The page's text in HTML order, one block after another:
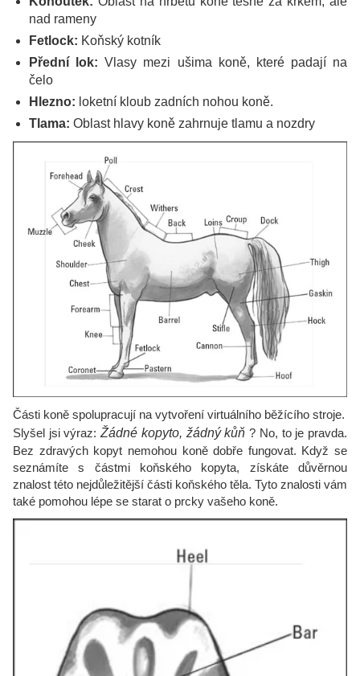
nad rameny
Fetlock: Koňský kotník
Přední lok: Vlasy mezi ušima koně, které padají na
čelo
Hlezno: loketní kloub zadních nohou koně.
Tlama: Oblast hlavy koně zahrnuje tlamu a nozdry
Části koně spolupracují na vytvoření virtuálního běžícího stroje.
Slyšel jsi výraz:Žádné kopyto, žádný kůň ? No, to je pravda.
Bez zdravých kopyt nemohou koně dobře fungovat. Když se
seznámíte s částmi koňského kopyta, získáte důvěrnou
znalost této nejdůležitější části koňského těla. Tyto znalosti vám
také pomohou lépe se starat o prcky vašeho koně.